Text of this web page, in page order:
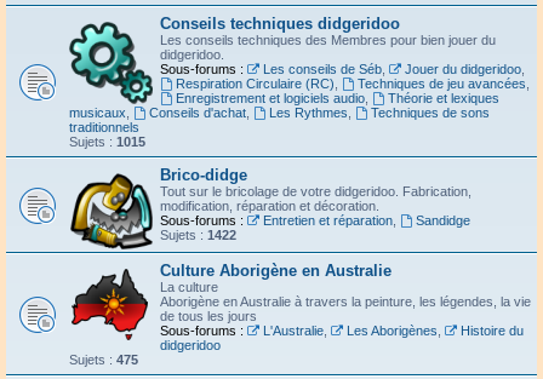
Conseils techniques didgeridoo
Les conseils techniques des Membres pour bien jouer du
didgeridoo.
Sous-forums :
Les conseils de Séb, Jouer du didgeridoo,
Respiration Circulaire (RC)
Techniques de jeu avancées
Enregistrement et logiciels audio,
Théorie et lexiques
musicaux
Conseils d'achat, Les Rythmes
Techniques de sons
traditionnels
Sujets : 1015
Brico-didge
Tout sur le bricolage de votre didgeridoo. Fabrication,
modification, réparation et décoration.
Sous-forums :
Entretien et réparation,
Sandidge
Sujets : 1422
Culture Aborigène en Australie
La culture
Aborigène en Australie à travers la peinture, les légendes, la vie
de tous les jours
Sous-forums :
L'Australie, Les Aborigènes
Histoire du
didgeridoo
Sujets : 475